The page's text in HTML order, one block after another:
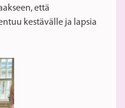
että
kestävälle ja lapsia